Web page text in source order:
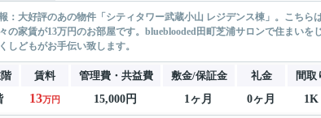
：大好評のあの物件「シティタワー武蔵小山 レジデンス棟」。こちら
の家賃が13万円のお部屋です。blueblooded田町芝浦サロンで住まい
しどもがお手伝い致します。
賃料 管理費・共益費 敷金/保証金 礼金 間取
13万円 15,000円 1ヶ月 0ヶ月 1K